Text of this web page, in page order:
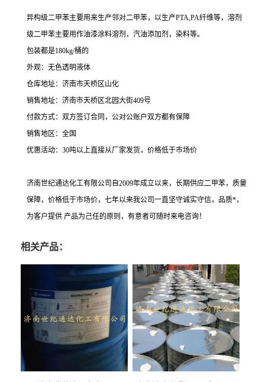
异构级二甲苯主要用来生产邻对二甲苯，以生产PTA,PA纤维等，溶剂
级二甲苯主要用作油漆涂料溶剂，汽油添加剂，染料等。
包装都是180kg/桶的
外观：无色透明液体
仓库地址：济南市天桥区山化
销售地址：济南市天桥区北园大街409号
付款方式：双方签订合同，公对公账户双方都有保障
销售地区：全国
优惠活动：30吨以上直接从厂家发货，价格低于市场价
济南世纪通达化工有限公司自2009年成立以来，长期供应二甲苯，质量
保障，价格低于市场价，七年以来我公司一直坚守诚实守信，品质*，
为客户提供 产品为己任的原则，有意者可随时来电咨询！
相关产品：